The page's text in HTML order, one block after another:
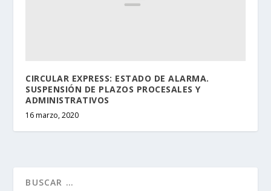
CIRCULAR EXPRESS: ESTADO DE ALARMA.
SUSPENSIÓN DE PLAZOS PROCESALES Y
ADMINISTRATIVOS
16 marzo, 2020